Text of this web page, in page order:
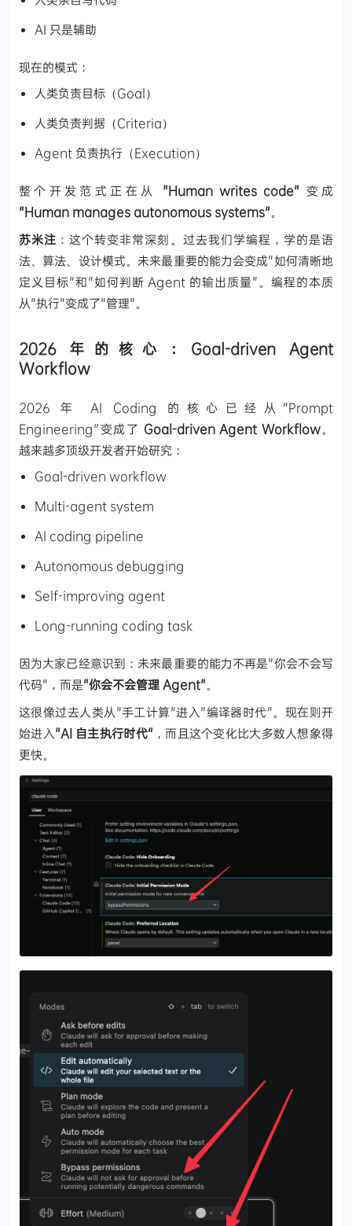
AI 只是辅助
现在的模式：
人类负责目标（Goal）
人类负责判据（Criteria）
Agent 负责执行（Execution）
整个开发范式正在从 "Human writes code" 变成
"Human manages autonomous systems" 。
苏米注 ：这个转变非常深刻。过去我们学编程，学的是语
法、算法、设计模式。未来最重要的能力会变成"如何清晰地
定义目标"和"如何判断 Agent 的输出质量"。编程的本质
从"执行"变成了"管理"。
2026 年的核心：Goal-driven Agent
Workflow
2026 年 AI Coding 的核心已经从"Prompt
Engineering"变成了 Goal-driven Agent Workflow。
越来越多顶级开发者开始研究：
Goal-driven workflow
Multi-agent system
AI coding pipeline
Autonomous debugging
Self-improving agent
Long-running coding task
因为大家已经意识到：未来最重要的能力不再是"你会不会写
代码"，而是"你会不会管理 Agent" 。
这很像过去人类从"手工计算"进入"编译器时代"。现在则开
始进入 "AI 自主执行时代" ，而且这个变化比大多数人想象得
更快。